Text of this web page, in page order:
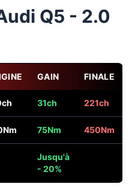
Q5 - 2.0
GAIN FINALE
31ch 221ch
75Nm 450Nm
Jusqu'à
- 20%